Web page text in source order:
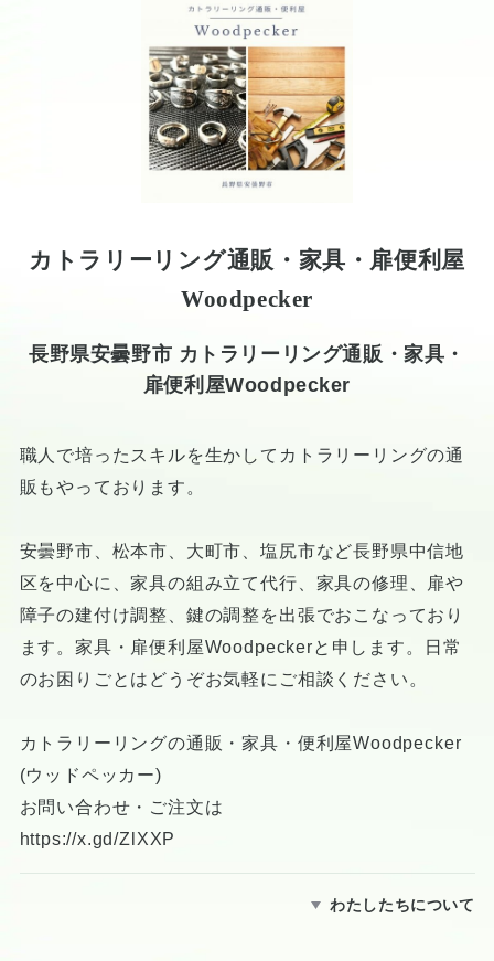
カトラリーリング通販・家具・扉便利屋
Woodpecker
長野県安曇野市 カトラリーリング通販・家具・
扉便利屋Woodpecker
職人で培ったスキルを生かしてカトラリーリングの通
販もやっております。
安曇野市、松本市、大町市、塩尻市など長野県中信地
区を中心に、家具の組み立て代行、家具の修理、扉や
障子の建付け調整、鍵の調整を出張でおこなっており
ます。家具・扉便利屋Woodpeckerと申します。日常
のお困りごとはどうぞお気軽にご相談ください。
カトラリーリングの通販・家具・便利屋Woodpecker
(ウッドペッカー)
お問い合わせ・ご注文は
https://x.gd/ZlXXP
わたしたちについて